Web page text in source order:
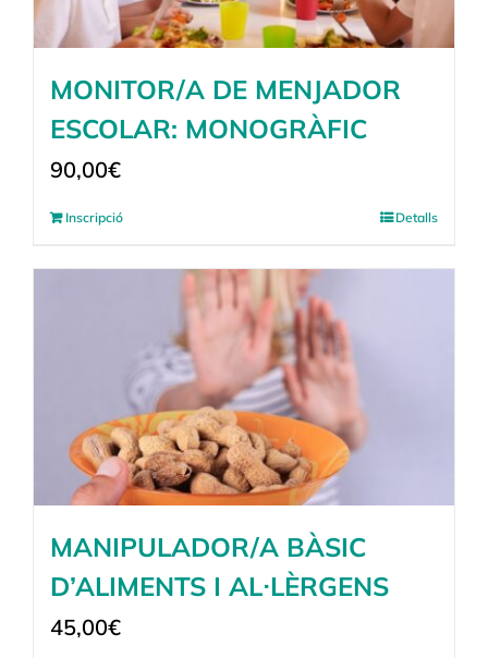
MONITOR/A DE MENJADOR
ESCOLAR: MONOGRÀFIC
90,00€
Inscripció Detalls
MANIPULADOR/A BÀSIC
D’ALIMENTS I AL·LÈRGENS
45,00€